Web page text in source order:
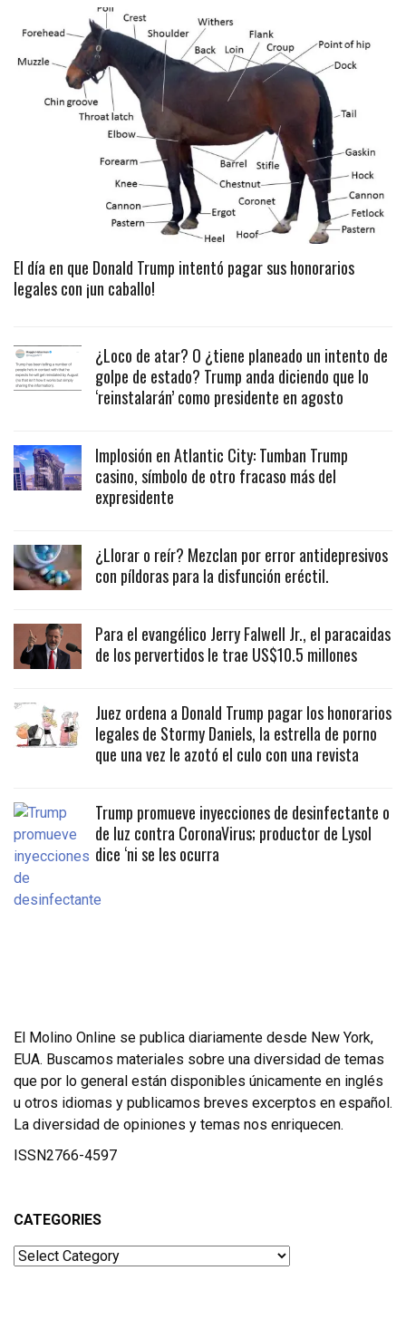
El día en que Donald Trump intentó pagar sus honorarios
legales con ¡un caballo!
¿Loco de atar? O ¿tiene planeado un intento de
golpe de estado? Trump anda diciendo que lo
‘reinstalarán’ como presidente en agosto
Implosión en Atlantic City: Tumban Trump
casino, símbolo de otro fracaso más del
expresidente
¿Llorar o reír? Mezclan por error antidepresivos
con píldoras para la disfunción eréctil.
Para el evangélico Jerry Falwell Jr., el paracaidas
de los pervertidos le trae US$10.5 millones
Juez ordena a Donald Trump pagar los honorarios
legales de Stormy Daniels, la estrella de porno
que una vez le azotó el culo con una revista
Trump promueve inyecciones de desinfectante o
de luz contra CoronaVirus; productor de Lysol
dice ‘ni se les ocurra
El Molino Online se publica diariamente desde New York,
EUA. Buscamos materiales sobre una diversidad de temas
que por lo general están disponibles únicamente en inglés
u otros idiomas y publicamos breves excerptos en español.
La diversidad de opiniones y temas nos enriquecen.
ISSN2766-4597
CATEGORIES
Categories